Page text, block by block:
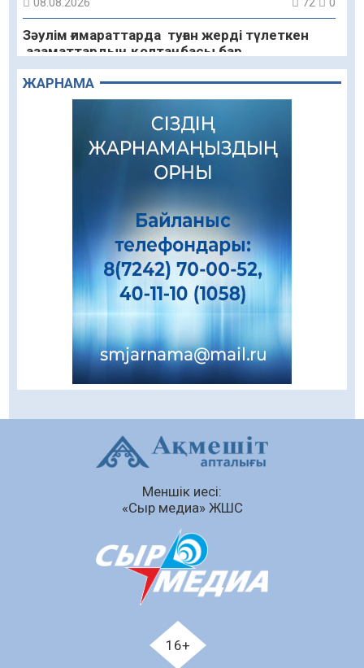
Зәулім ғимараттарда туған жерді түлеткен
азаматтардың қолтаңбасы бар
Даналықтың шырағданы, ой-сананың
Кенеге қарсы залалсыздандыру жұмыстары
жүргізілуде
Балалардың жазғы демалысындағы
қауіпсіздік – тұрақты бақылауда
07.08.2026
Сыбайлас жемқорлық
Аумақтан тыс соттылық – сот төрелігінің
ашықтығы мен қолжетімділігін арттыру
Білім гранты иегерлерінің тізімі шықты
«Дауыс беру учаскесін қалай табуға болады?»￼
Қазақстандықтар Құрылтай сайлауынан
жақсылық күтеді – қоғамдық пікір зерттеуі
ЖАРНАМА
Меншік иесі:
«Сыр медиа» ЖШС
16+